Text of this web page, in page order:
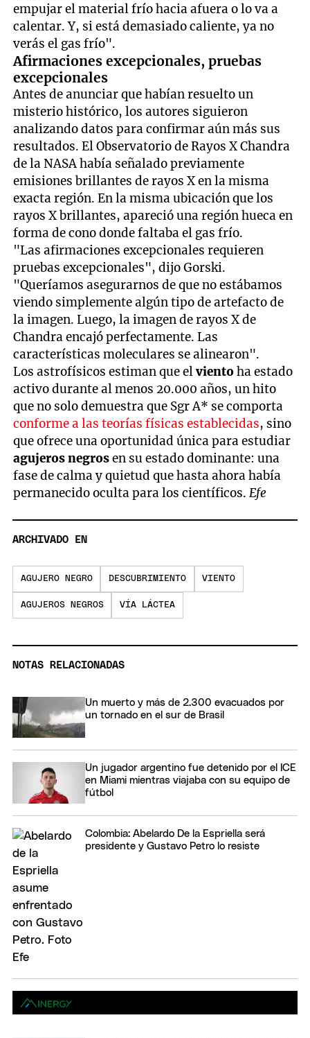
empujar el material frío hacia afuera o lo va a
calentar. Y, si está demasiado caliente, ya no
verás el gas frío".
Afirmaciones excepcionales, pruebas
excepcionales
Antes de anunciar que habían resuelto un
misterio histórico, los autores siguieron
analizando datos para confirmar aún más sus
resultados. El Observatorio de Rayos X Chandra
de la NASA había señalado previamente
emisiones brillantes de rayos X en la misma
exacta región. En la misma ubicación que los
rayos X brillantes, apareció una región hueca en
forma de cono donde faltaba el gas frío.
"Las afirmaciones excepcionales requieren
pruebas excepcionales", dijo Gorski.
"Queríamos asegurarnos de que no estábamos
viendo simplemente algún tipo de artefacto de
la imagen. Luego, la imagen de rayos X de
Chandra encajó perfectamente. Las
características moleculares se alinearon".
Los astrofísicos estiman que elvientoha estado
activo durante al menos 20.000 años, un hito
que no solo demuestra que Sgr A* se comporta
conforme a las teorías físicas establecidas, sino
que ofrece una oportunidad única para estudiar
agujeros negrosen su estado dominante: una
fase de calma y quietud que hasta ahora había
permanecido oculta para los científicos.Efe
ARCHIVADO EN
AGUJERO NEGRO DESCUBRIMIENTO VIENTO
AGUJEROS NEGROS VÍA LÁCTEA
NOTAS RELACIONADAS
Un muerto y más de 2.300 evacuados por
un tornado en el sur de Brasil
Un jugador argentino fue detenido por el ICE
en Miami mientras viajaba con su equipo de
fútbol
Colombia: Abelardo De la Espriella será
presidente y Gustavo Petro lo resiste